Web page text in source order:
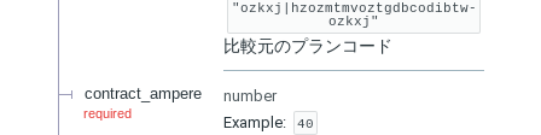
"ozkxj|hzozmtmvoztgdbcodibtw-
ozkxj"
比較元のプランコード
contract_ampere
required
number
Example:
40